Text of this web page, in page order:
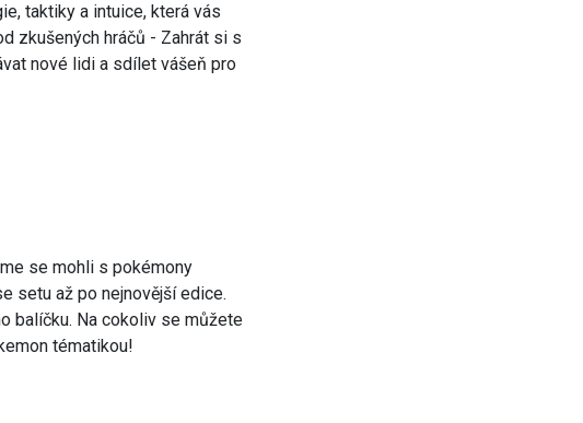
taktiky a intuice, která vás
zkušených hráčů - Zahrát si s
nové lidi a sdílet vášeň pro
se mohli s pokémony
setu až po nejnovější edice.
balíčku. Na cokoliv se můžete
tématikou!